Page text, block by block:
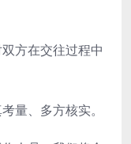
方在交往过程中
量、多方核实。